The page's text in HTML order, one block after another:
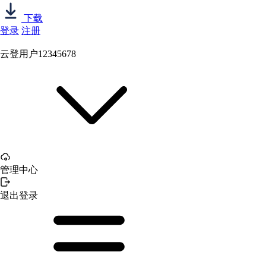
下载
登录 注册
云登用户12345678
管理中心
退出登录